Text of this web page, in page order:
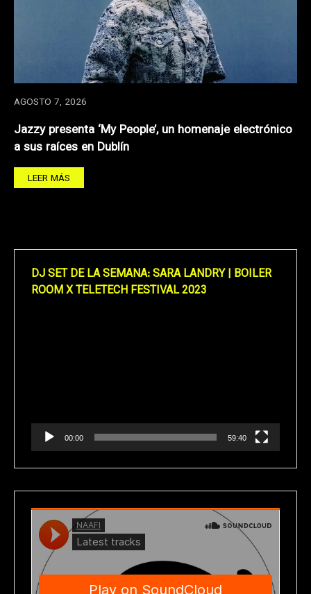
AGOSTO 7, 2026
Jazzy presenta ‘My People’, un homenaje electrónico
a sus raíces en Dublín
LEER MÁS
DJ SET DE LA SEMANA: SARA LANDRY | BOILER
ROOM X TELETECH FESTIVAL 2023
00:00 59:40